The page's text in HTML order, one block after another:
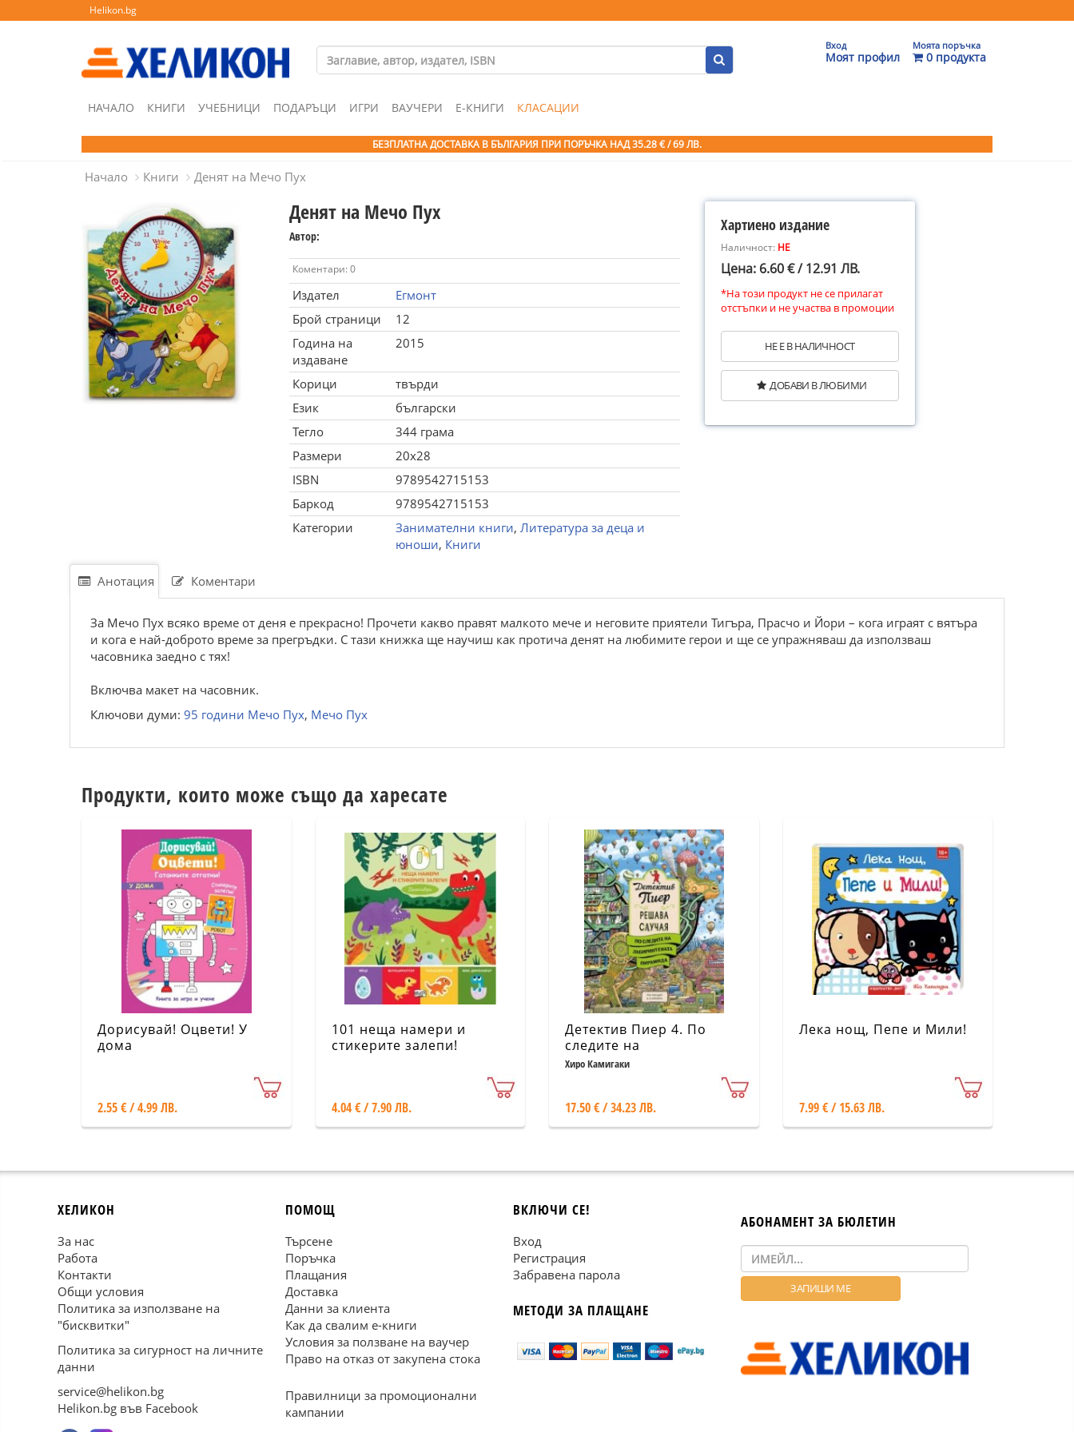
Helikon.bg
Вход
Моят профил
Моята поръчка
0 продукта
НАЧАЛО КНИГИ УЧЕБНИЦИ ПОДАРЪЦИ ИГРИ ВАУЧЕРИ Е-КНИГИ КЛАСАЦИИ
БЕЗПЛАТНА ДОСТАВКА В БЪЛГАРИЯ ПРИ ПОРЪЧКА НАД 35.28 € / 69 ЛВ.
Начало Книги Денят на Мечо Пух
Денят на Мечо Пух
Автор:
Коментари: 0
Издател
Егмонт
Брой страници
12
Година на
издаване
2015
Корици
твърди
Език
български
Тегло
344 грама
Размери
20x28
ISBN
9789542715153
Баркод
9789542715153
Категории
Занимателни книги, Литература за деца и
юноши, Книги
Хартиено издание
Наличност: НЕ
Цена: 6.60 € / 12.91 ЛВ.
*На този продукт не се прилагат
отстъпки и не участва в промоции
НЕ Е В НАЛИЧНОСТ
ДОБАВИ В ЛЮБИМИ
Анотация Коментари
За Мечо Пух всяко време от деня е прекрасно! Прочети какво правят малкото мече и неговите приятели Тигъра, Прасчо и Йори – кога играят с вятъра
и кога е най-доброто време за прегръдки. С тази книжка ще научиш как протича денят на любимите герои и ще се упражняваш да използваш
часовника заедно с тях!
Включва макет на часовник.
Ключови думи: 95 години Мечо Пух, Мечо Пух
Продукти, които може също да харесате
Дорисувай! Оцвети! У
дома
2.55 € / 4.99 ЛВ.
101 неща намери и
стикерите залепи!
4.04 € / 7.90 ЛВ.
Детектив Пиер 4. По
следите на
Лабиринтената
Хиро Камигаки
17.50 € / 34.23 ЛВ.
Лека нощ, Пепе и Мили!
7.99 € / 15.63 ЛВ.
ХЕЛИКОН
За нас
Работа
Контакти
Общи условия
Политика за използване на
"бисквитки"
Политика за сигурност на личните
данни
service@helikon.bg
Helikon.bg във Facebook
ПОМОЩ
Търсене
Поръчка
Плащания
Доставка
Данни за клиента
Как да свалим е-книги
Условия за ползване на ваучер
Право на отказ от закупена стока
Правилници за промоционални
кампании
ВКЛЮЧИ СЕ!
Вход
Регистрация
Забравена парола
МЕТОДИ ЗА ПЛАЩАНЕ
АБОНАМЕНТ ЗА БЮЛЕТИН